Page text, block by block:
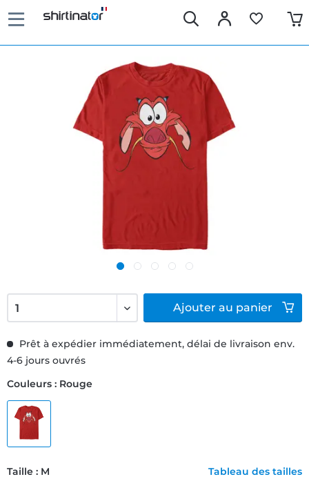
Prêt à expédier immédiatement, délai de livraison env.
4-6 jours ouvrés
Couleurs : Rouge
Taille : M Tableau des tailles
Ajouter au panier